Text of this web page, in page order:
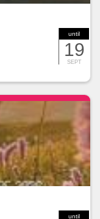
until
19
SEPT
until